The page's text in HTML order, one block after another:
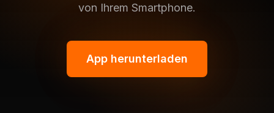
von Ihrem Smartphone.
App herunterladen